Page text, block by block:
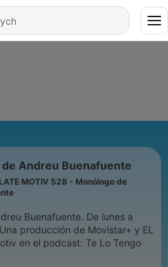
de Andreu Buenafuente
MOTIV 528 - Monólogo de
Buenafuente. De lunes a
producción de Movistar+ y EL